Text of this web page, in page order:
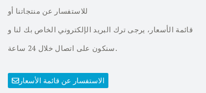
للاستفسار عن منتجاتنا أو
قائمة الأسعار، يرجى ترك البريد الإلكتروني الخاص بك لنا و
سنكون على اتصال خلال 24 ساعة.
الاستفسار عن قائمة الأسعار